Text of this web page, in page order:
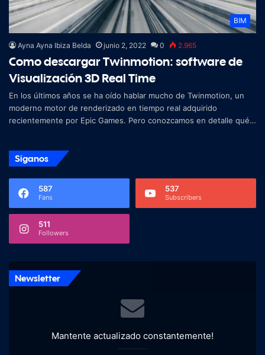
BIM
Ayna Ayna Ibiza Belda junio 2, 2022 0 2.965
Como descargar Twinmotion: software de
Visualización 3D Real Time
En los últimos años se ha oído hablar mucho de Twinmotion, un
moderno motor de renderizado en tiempo real adquirido
recientemente por Epic Games. Pero conozcamos en detalle qué
Síganos
587
Fans
537
Subscribers
511
Followers
Newsletter
Mantente actualizado constantemente!